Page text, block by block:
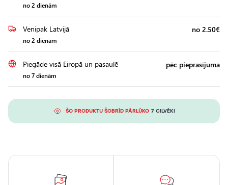
no 2 dienām
Venipak Latvijā
no 2 dienām
no 2.50€
Piegāde visā Eiropā un pasaulē
no 7 dienām
pēc pieprasījuma
ŠO PRODUKTU ŠOBRĪD PĀRLŪKO 7 CILVĒKI